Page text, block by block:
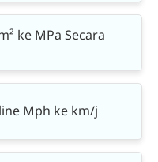
ke MPa Secara
Mph ke km/j